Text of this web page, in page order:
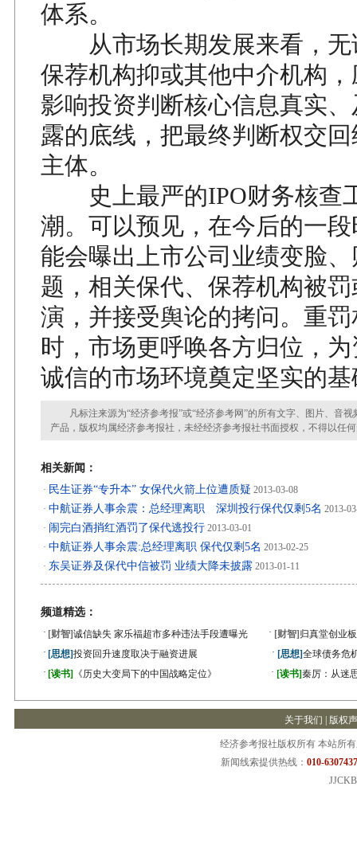
体系。
从市场长期发展来看，无
保荐机构抑或其他中介机构
影响投资判断核心信息真实
露的底线，把最终判断权交
主体。
史上最严的IPO财务核查
潮。可以预见，在今后的一
能会曝出上市公司业绩变脸
题，相关保代、保荐机构被
演，并接受舆论的拷问。重
时，市场更呼唤各方归位，
诚信的市场环境奠定坚实的
凡标注来源为“经济参考报”或“经济参考网”的所有文字、图片、音视
产品，版权均属经济参考报社，未经经济参考报社书面授权，不得以任
相关新闻：
· 民生证券“专升本” 女保代火箭上位遭质疑 2013-03-08
· 中航证券人事余震：总经理离职 深圳投行保代仅剩5名 2013-
· 闹完白酒捎红酒罚了保代逃投行 2013-03-01
· 中航证券人事余震:总经理离职 保代仅剩5名 2013-02-25
· 东吴证券及保代中信被罚 业绩大降未披露 2013-01-11
频道精选：
· [财智]诚信缺失 家乐福超市多种违法手段遭曝光 · [财智] 归真堂创业
· [思想]投资回升速度取决于融资进展 · [思想]全球债务危
· [读书] 《历史大变局下的中国战略定位》 · [读书]秦厉：从迷
关于我们 版权
经济参考报社版权所有 本站所
新闻线索提供热线： 010-